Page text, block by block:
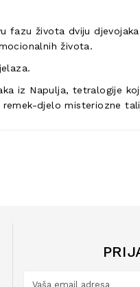
života dviju
života.
iz Napulja, tetralogije
djelo misteriozne